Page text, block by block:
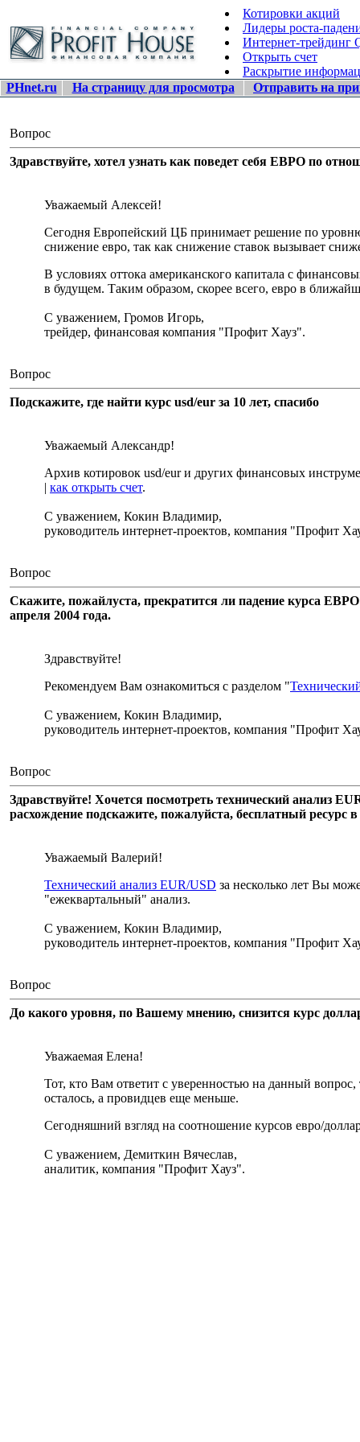
Котировки акций
Лидеры роста-
Интернет-трейдинг
Открыть счет
Раскрытие
PHnet.ru
На страницу для просмотра Отправить на
Вопрос
Здравствуйте, хотел узнать как поведет себя ЕВРО по
Уважаемый Алексей!
Сегодня Европейский ЦБ принимает решение по
снижение евро, так как снижение ставок вызывает
В условиях оттока американского капитала с
в будущем. Таким образом, скорее всего, евро в
С уважением, Громов Игорь,
трейдер, финансовая компания "Профит Хауз".
Вопрос
Подскажите, где найти курс usd/eur за 10 лет, спасибо
Уважаемый Александр!
Архив котировок usd/eur и других финансовых
| как открыть счет.
С уважением, Кокин Владимир,
руководитель интернет-проектов, компания "Профит
Вопрос
Скажите, пожайлуста, прекратится ли падение курса
апреля 2004 года.
Здравствуйте!
Рекомендуем Вам ознакомиться с разделом "
С уважением, Кокин Владимир,
руководитель интернет-проектов, компания "Профит
Вопрос
Здравствуйте! Хочется посмотреть технический анализ
расхождение подскажите, пожалуйста, бесплатный ресурс в
Уважаемый Валерий!
Технический анализ EUR/USD за несколько лет Вы
"ежеквартальный" анализ.
С уважением, Кокин Владимир,
руководитель интернет-проектов, компания "Профит
Вопрос
До какого уровня, по Вашему мнению, снизится курс
Уважаемая Елена!
Тот, кто Вам ответит с уверенностью на данный
осталось, а провидцев еще меньше.
Сегодняшний взгляд на соотношение курсов евро/
С уважением, Демиткин Вячеслав,
аналитик, компания "Профит Хауз".